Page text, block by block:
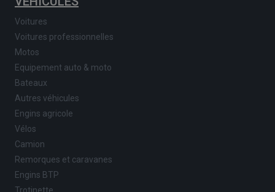
Voitures
Voitures professionnelles
Motos
Equipement auto & moto
Bateaux
Autres véhicules
Engins agricole
Vélos
Camion
Remorques et caravanes
Engins BTP